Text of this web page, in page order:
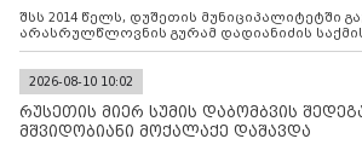
შსს 2014 წელს, დუშეთის მუნიციპალიტეტში
არასრულწლოვნის გურამ დადიანიძის საქმის
ინფორმაციას ავრცელებს
2026-08-10 10:02
რუსეთის მიერ სუმის დაბომბვის
მშვიდობიანი მოქალაქე დაშავდა